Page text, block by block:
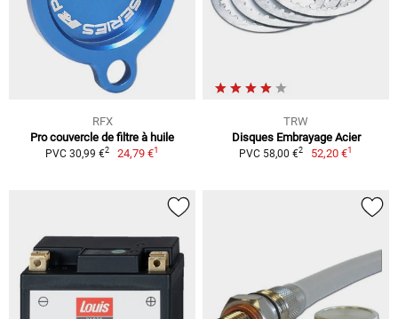
RFX
Pro couvercle de filtre à huile
PVC 30,99 €2 24,79 €1
TRW
Disques Embrayage Acier
PVC 58,00 €2 52,20 €1